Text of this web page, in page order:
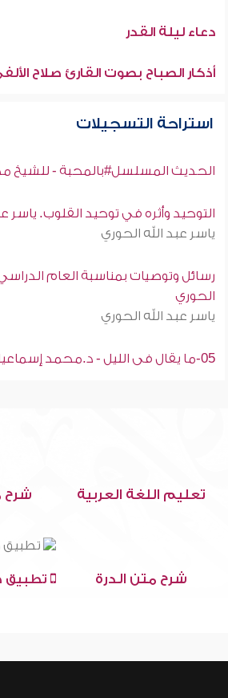
دعاء ليلة القدر
أذكار الصباح بصوت القارئ صلاح
استراحة التسجيلات
الحديث المسلسل#بالمحبة - للشيخ
التوحيد وأثره في توحيد القلوب. ياسر
ياسر عبد الله الحوري
رسائل وتوصيات بمناسبة العام
الحوري
ياسر عبد الله الحوري
05-ما يقال فى الليل - د.محمد إسماعيل المقدم
تعليم اللغة العربية شرح
شرح متن الدرة تطبيق